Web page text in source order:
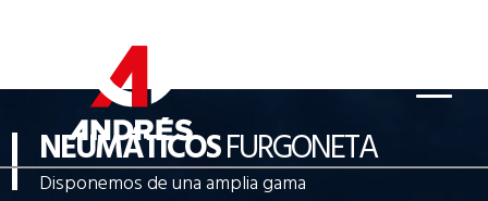
NEUMÁTICOSFURGONETA
Disponemos de una amplia gama